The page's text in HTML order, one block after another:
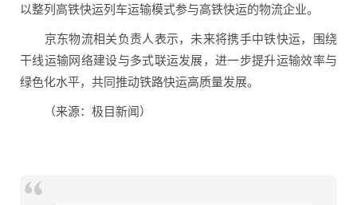
以整列高铁快运列车运输模式参与高铁快运的物流企业。
京东物流相关负责人表示，未来将携手中铁快运，围绕
干线运输网络建设与多式联运发展，进一步提升运输效率与
绿色化水平，共同推动铁路快运高质量发展。
（来源：极目新闻）